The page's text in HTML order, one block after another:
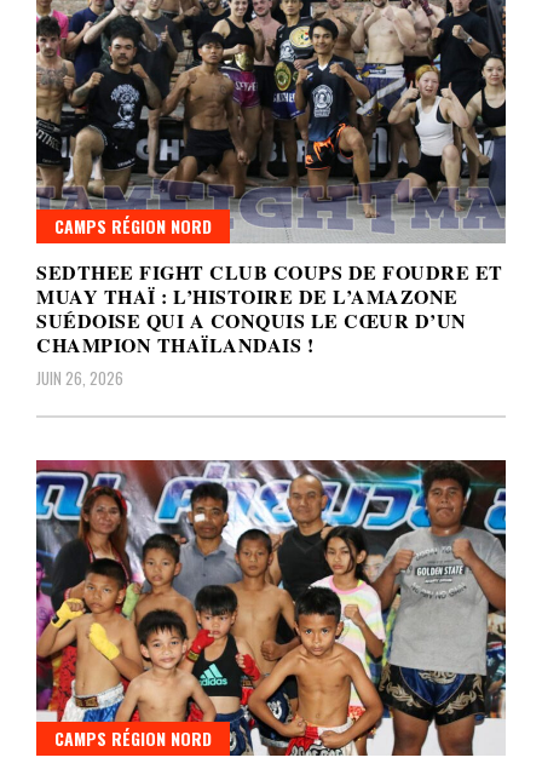
CAMPS RÉGION NORD
SEDTHEE FIGHT CLUB COUPS DE FOUDRE ET
MUAY THAÏ : L’HISTOIRE DE L’AMAZONE
SUÉDOISE QUI A CONQUIS LE CŒUR D’UN
CHAMPION THAÏLANDAIS !
JUIN 26, 2026
CAMPS RÉGION NORD